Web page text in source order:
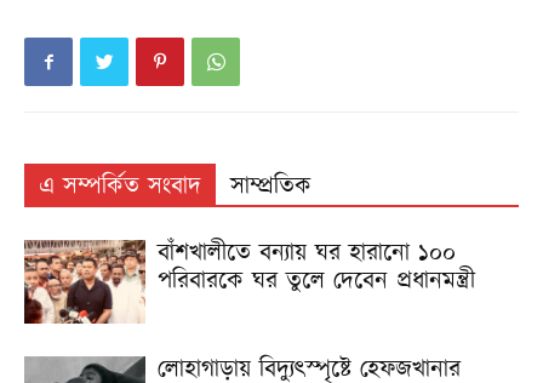
এ সম্পর্কিত সংবাদ
সাম্প্রতিক
বাঁশখালীতে বন্যায় ঘর হারানো ১০০
পরিবারকে ঘর তুলে দেবেন প্রধানমন্ত্রী
লোহাগাড়ায় বিদ্যুৎস্পৃষ্টে হেফজখানার